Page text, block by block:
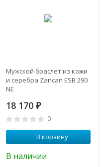
Мужской браслет из кожи
и серебра Zancan ESB 290
NE
18 170 ₽
0
В корзину
В наличии